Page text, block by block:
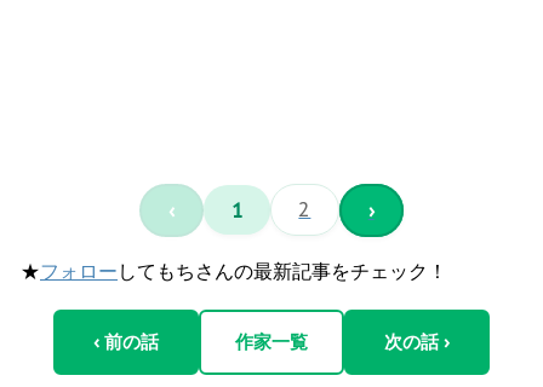
‹ 1 2 ›
★フォロー してもちさんの最新記事をチェック！
‹ 前の話 作家一覧 次の話 ›